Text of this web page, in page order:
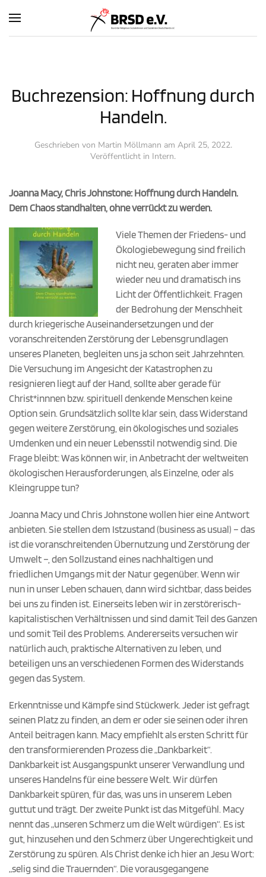
Zum Hauptinhalt springen
Buchrezension: Hoffnung durch
Handeln.
Geschrieben von Martin Möllmann am April 25, 2022.
Veröffentlicht in Intern.
Joanna Macy, Chris Johnstone: Hoffnung durch Handeln.
Dem Chaos standhalten, ohne verrückt zu werden.
Viele Themen der Friedens- und
Ökologiebewegung sind freilich
nicht neu, geraten aber immer
wieder neu und dramatisch ins
Licht der Öffentlichkeit. Fragen
der Bedrohung der Menschheit
durch kriegerische Auseinandersetzungen und der
voranschreitenden Zerstörung der Lebensgrundlagen
unseres Planeten, begleiten uns ja schon seit Jahrzehnten.
Die Versuchung im Angesicht der Katastrophen zu
resignieren liegt auf der Hand, sollte aber gerade für
Christ*innnen bzw. spirituell denkende Menschen keine
Option sein. Grundsätzlich sollte klar sein, dass Widerstand
gegen weitere Zerstörung, ein ökologisches und soziales
Umdenken und ein neuer Lebensstil notwendig sind. Die
Frage bleibt: Was können wir, in Anbetracht der weltweiten
ökologischen Herausforderungen, als Einzelne, oder als
Kleingruppe tun?
Joanna Macy und Chris Johnstone wollen hier eine Antwort
anbieten. Sie stellen dem Istzustand (business as usual) – das
ist die voranschreitenden Übernutzung und Zerstörung der
Umwelt –, den Sollzustand eines nachhaltigen und
friedlichen Umgangs mit der Natur gegenüber. Wenn wir
nun in unser Leben schauen, dann wird sichtbar, dass beides
bei uns zu finden ist. Einerseits leben wir in zerstörerisch-
kapitalistischen Verhältnissen und sind damit Teil des Ganzen
und somit Teil des Problems. Andererseits versuchen wir
natürlich auch, praktische Alternativen zu leben, und
beteiligen uns an verschiedenen Formen des Widerstands
gegen das System.
Erkenntnisse und Kämpfe sind Stückwerk. Jeder ist gefragt
seinen Platz zu finden, an dem er oder sie seinen oder ihren
Anteil beitragen kann. Macy empfiehlt als ersten Schritt für
den transformierenden Prozess die „Dankbarkeit“.
Dankbarkeit ist Ausgangspunkt unserer Verwandlung und
unseres Handelns für eine bessere Welt. Wir dürfen
Dankbarkeit spüren, für das, was uns in unserem Leben
guttut und trägt. Der zweite Punkt ist das Mitgefühl. Macy
nennt das „unseren Schmerz um die Welt würdigen“. Es ist
gut, hinzusehen und den Schmerz über Ungerechtigkeit und
Zerstörung zu spüren. Als Christ denke ich hier an Jesu Wort:
„selig sind die Trauernden“. Die vorausgegangene